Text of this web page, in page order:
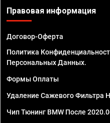
Правовая информация
Договор-Оферта
Политика
Персональных Данных.
Формы Оплаты
Удаление Сажевого Фильтра
Чип Тюнинг BMW После